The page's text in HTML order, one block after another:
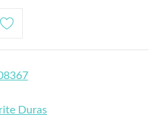
Duras